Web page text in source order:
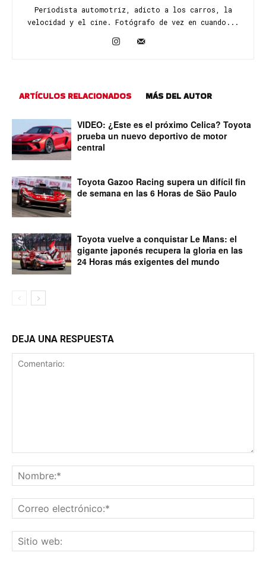
Periodista automotriz, adicto a los carros, la
velocidad y el cine. Fotógrafo de vez en cuando...
ARTÍCULOS RELACIONADOS MÁS DEL AUTOR
VIDEO: ¿Este es el próximo Celica? Toyota
prueba un nuevo deportivo de motor
central
Toyota Gazoo Racing supera un difícil fin
de semana en las 6 Horas de São Paulo
Toyota vuelve a conquistar Le Mans: el
gigante japonés recupera la gloria en las
24 Horas más exigentes del mundo
DEJA UNA RESPUESTA